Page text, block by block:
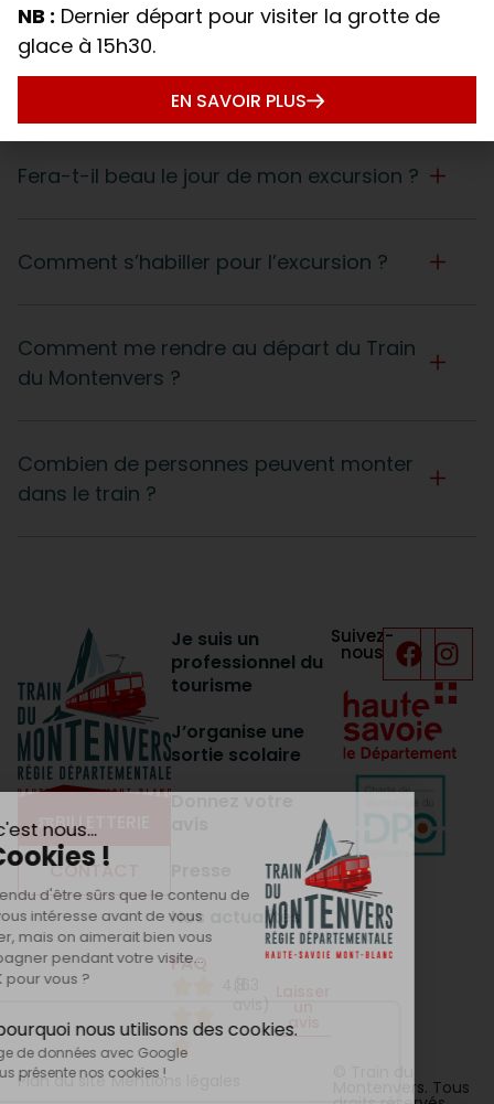
Puis-je accéder au train avec une
Fera-t-il beau le jour de mon excursion ?
Comment s’habiller pour l’excursion ?
Comment me rendre au départ du Train
du Montenvers ?
Combien de personnes peuvent monter
dans le train ?
BILLETTERIE
CONTACT
Je suis un
professionnel du
tourisme
J’organise une
sortie scolaire
Nos actualités
FAQ
avis)
avis
Suivez-
nous
Montenvers. Tous
Plan du site Mentions légales
NB : Dernier départ pour visiter la grotte de
glace à 15h30.
EN SAVOIR PLUS